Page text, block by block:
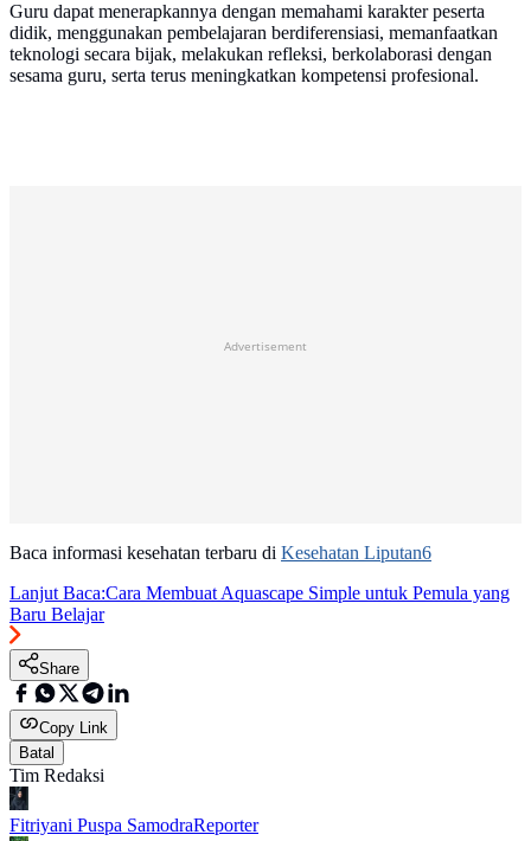
Guru dapat menerapkannya dengan memahami karakter peserta
didik, menggunakan pembelajaran berdiferensiasi, memanfaatkan
teknologi secara bijak, melakukan refleksi, berkolaborasi dengan
sesama guru, serta terus meningkatkan kompetensi profesional.
Advertisement
Baca informasi kesehatan terbaru di Kesehatan Liputan6
Lanjut Baca:Cara Membuat Aquascape Simple untuk Pemula yang
Baru Belajar
Share
Copy Link
Batal
Tim Redaksi
Fitriyani Puspa SamodraReporter